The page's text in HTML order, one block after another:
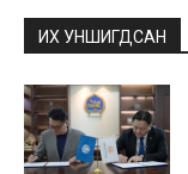
ИХ УНШИГДСАН